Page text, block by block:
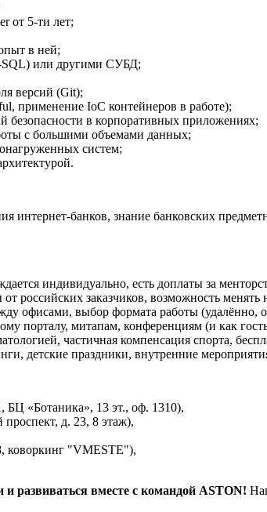
от 5-ти лет;
в ней;
SQL) или другими СУБД;
версий (Git);
применение IoC контейнеров в работе);
безопасности в корпоративных приложениях;
с большими объемами данных;
систем;
интернет-банков, знание банковских
индивидуально, есть доплаты за
российских заказчиков, возможность
офисами, выбор формата работы (удалённо,
порталу, митапам, конференциям (и как
частичная компенсация спорта,
детские праздники, внутренние
БЦ «Ботаника», 13 эт., оф. 1310),
д. 23, 8 этаж),
коворкинг "VMESTE"),
развиваться вместе с командой ASTON!